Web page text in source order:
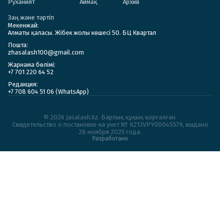
Руханият Аймақ Архив
Заң және тәртіп
Мекенжай:
Алматы қаласы. Жібек жолы көшесі 50. БЦ Квартал
Пошта:
zhasalash100@gmail.com
Жарнама бөлімі:
+7 701 220 64 52
Редакция:
+7 708 604 51 06 (WhatsApp)
© 2026 Jasalash.kz. Барлық құқық қорғалған.
Cвидетельство о постановке на учет № KZ13VPY00045579, выдано
28 ноября 2025 года.
Разработано